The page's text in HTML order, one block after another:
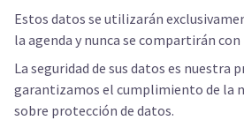
Estos datos se utilizarán
la agenda y nunca se compartirán
La seguridad de sus datos es nuestra
garantizamos el cumplimiento de la
sobre protección de datos.